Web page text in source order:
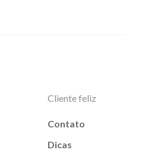
Cliente feliz
Contato
Dicas